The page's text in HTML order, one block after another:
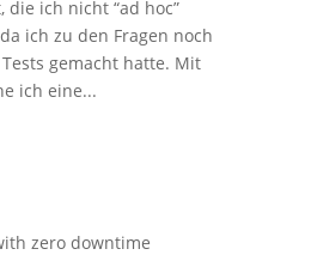
die ich nicht “ad hoc”
ich zu den Fragen noch
gemacht hatte. Mit
ich eine...
zero downtime